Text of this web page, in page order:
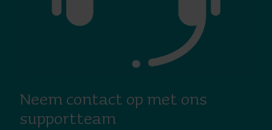
Neem contact op met ons
supportteam